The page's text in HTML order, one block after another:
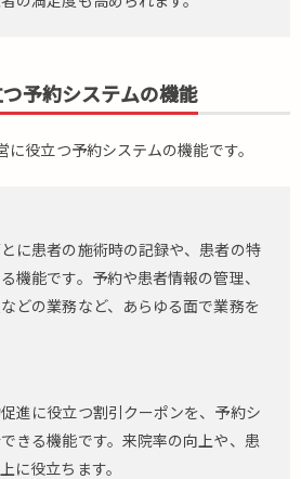
予約システムの機能
役立つ予約システムの機能です。
に患者の施術時の記録や、患者の特
機能です。予約や患者情報の管理、
どの業務など、あらゆる面で業務を
進に役立つ割引クーポンを、予約シ
きる機能です。来院率の向上や、患
に役立ちます。